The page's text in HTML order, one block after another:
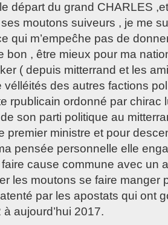
départ du grand CHARLES
moutons suiveurs , je me
qui m’empeĉhe pas de
bon , être mieux pour ma
( depuis mitterrand et les
vélléités des autres factions
rpublicain ordonné par chirac
son parti politique au
premier ministre et pour
pensée personnelle elle
cause commune avec un
les moutons se faire manger
par les apostats qui ont
aujourd’hui 2017.